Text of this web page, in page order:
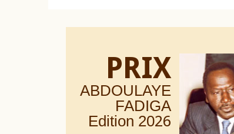
PRIX
ABDOULAYE
FADIGA
Edition 2026